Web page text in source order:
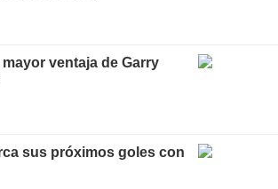
ventaja de Garry
sus próximos goles con